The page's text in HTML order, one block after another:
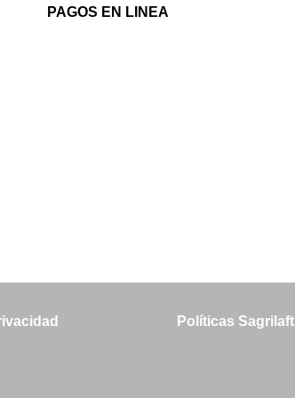
PAGOS EN LINEA
Políticas Sagrilaft